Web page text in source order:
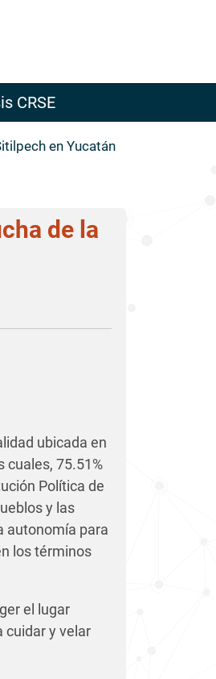
CRSE
en Yucatán
de la
ubicada en
cuales, 75.51%
Política de
y las
autonomía para
los términos
el lugar
cuidar y velar